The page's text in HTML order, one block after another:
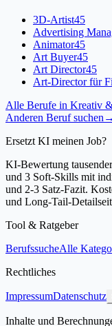
3D-Artist45
Advertising
Animator45
Art Buyer45
Art Director45
Art-Director für
Alle Berufe in Kreativ
Anderen Beruf suchen →
Ersetzt KI meinen Job?
KI-Bewertung
und 3 Soft-Skills mit
und 2-3 Satz-Fazit.
und Long-Tail-
Tool & Ratgeber
BerufssucheAlle
Rechtliches
ImpressumDatenschutz
Inhalte und